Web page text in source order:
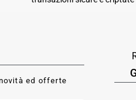
ed offerte